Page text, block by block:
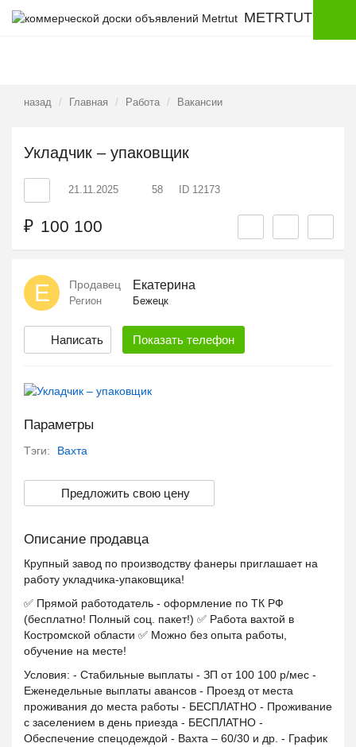
METRTUT
назад Главная Работа Вакансии
Укладчик – упаковщик
21.11.2025 58 ID 12173
₽ 100 100
Е Продавец Екатерина
Регион Бежецк
Написать Показать телефон
Параметры
Тэги: Вахта
Предложить свою цену
Описание продавца
Крупный завод по производству фанеры приглашает на
работу укладчика-упаковщика!
✅ Прямой работодатель - оформление по ТК РФ
(бесплатно! Полный соц. пакет!) ✅ Работа вахтой в
Костромской области ✅ Можно без опыта работы,
обучение на месте!
Условия: - Стабильные выплаты - ЗП от 100 100 р/мес -
Еженедельные выплаты авансов - Проезд от места
проживания до места работы - БЕСПЛАТНО - Проживание
с заселением в день приезда - БЕСПЛАТНО -
Обеспечение спецодеждой - Вахта – 60/30 и др. - График